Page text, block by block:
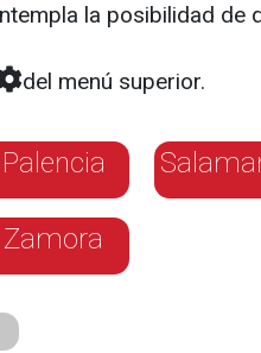
las
otorgándole
la posibilidad de
del menú superior.
Palencia
Zamora